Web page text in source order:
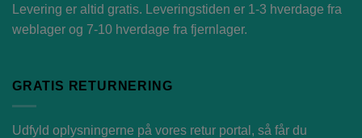
Levering er altid gratis. Leveringstiden er 1-3 hverdage fra
weblager og 7-10 hverdage fra fjernlager.
GRATIS RETURNERING
Udfyld oplysningerne på vores retur portal , så får du